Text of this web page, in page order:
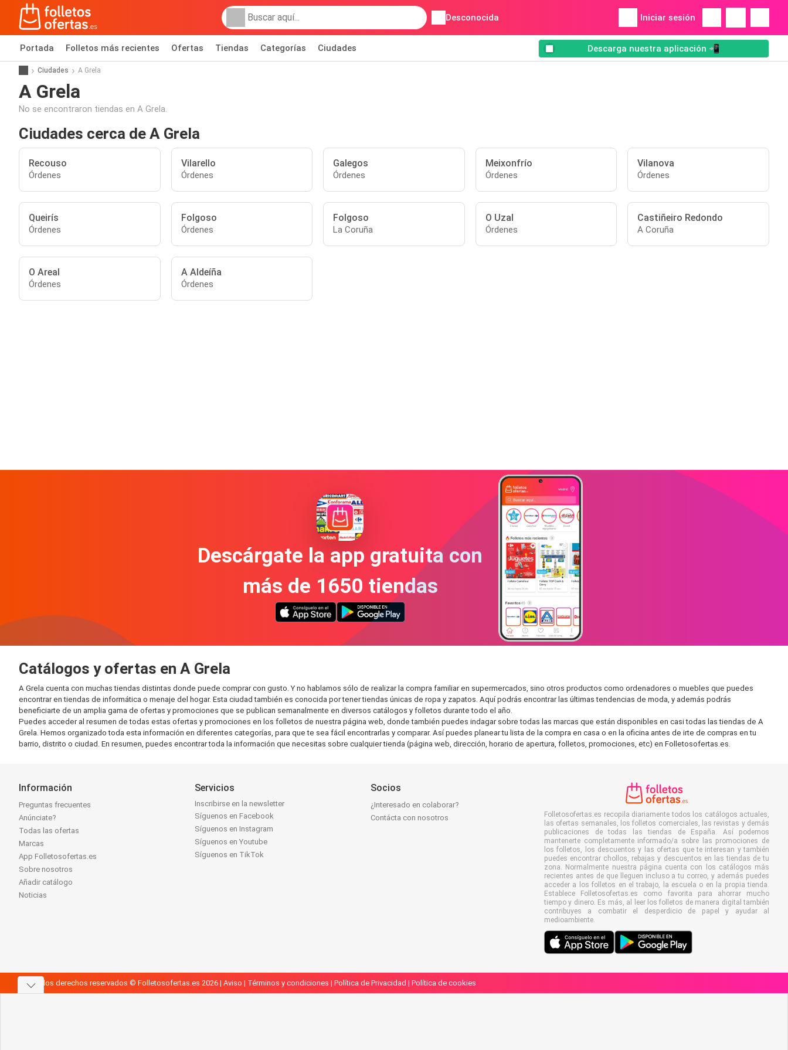
Desconocida Iniciar sesión
Portada Folletos más recientes Ofertas Tiendas Categorías Ciudades Descarga nuestra aplicación 📲
Ciudades A Grela
A Grela
No se encontraron tiendas en A Grela.
Ciudades cerca de A Grela
Recouso
Órdenes
Vilarello
Órdenes
Galegos
Órdenes
Meixonfrío
Órdenes
Vilanova
Órdenes
Queirís
Órdenes
Folgoso
Órdenes
Folgoso
La Coruña
O Uzal
Órdenes
Castiñeiro Redondo
A Coruña
O Areal
Órdenes
A Aldeíña
Órdenes
Descárgate la app gratuita con
más de 1650 tiendas
Catálogos y ofertas en A Grela
A Grela cuenta con muchas tiendas distintas donde puede comprar con gusto. Y no hablamos sólo de realizar la compra familiar en supermercados, sino otros productos como ordenadores o muebles que puedes
encontrar en tiendas de informática o menaje del hogar. Esta ciudad también es conocida por tener tiendas únicas de ropa y zapatos. Aquí podrás encontrar las últimas tendencias de moda, y además podrás
beneficiarte de un amplia gama de ofertas y promociones que se publican semanalmente en diversos catálogos y folletos durante todo el año.
Puedes acceder al resumen de todas estas ofertas y promociones en los folletos de nuestra página web, donde también puedes indagar sobre todas las marcas que están disponibles en casi todas las tiendas de A
Grela. Hemos organizado toda esta información en diferentes categorías, para que te sea fácil encontrarlas y comparar. Así puedes planear tu lista de la compra en casa o en la oficina antes de irte de compras en tu
barrio, distrito o ciudad. En resumen, puedes encontrar toda la información que necesitas sobre cualquier tienda (página web, dirección, horario de apertura, folletos, promociones, etc) en Folletosofertas.es.
Información
Preguntas frecuentes
Anúnciate?
Todas las ofertas
Marcas
App Folletosofertas.es
Sobre nosotros
Añadir catálogo
Noticias
Servicios
Inscribirse en la newsletter
Síguenos en Facebook
Síguenos en Instagram
Síguenos en Youtube
Síguenos en TikTok
Socios
¿Interesado en colaborar?
Contácta con nosotros
Folletosofertas.es recopila diariamente todos los catálogos actuales,
las ofertas semanales, los folletos comerciales, las revistas y demás
publicaciones de todas las tiendas de España. Así podemos
mantenerte completamente informado/a sobre las promociones de
los folletos, los descuentos y las ofertas que te interesan y también
puedes encontrar chollos, rebajas y descuentos en las tiendas de tu
zona. Normalmente nuestra página cuenta con los catálogos más
recientes antes de que lleguen incluso a tu correo, y además puedes
acceder a los folletos en el trabajo, la escuela o en la propia tienda.
Establece Folletosofertas.es como favorita para ahorrar mucho
tiempo y dinero. Es más, al leer los folletos de manera digital también
contribuyes a combatir el desperdicio de papel y ayudar al
medioambiente.
Todos los derechos reservados © Folletosofertas.es 2026 | Aviso | Términos y condiciones | Política de Privacidad | Política de cookies